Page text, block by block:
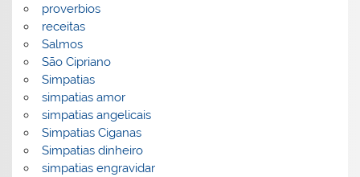
proverbios
receitas
Salmos
São Cipriano
Simpatias
simpatias amor
simpatias angelicais
Simpatias Ciganas
Simpatias dinheiro
simpatias engravidar